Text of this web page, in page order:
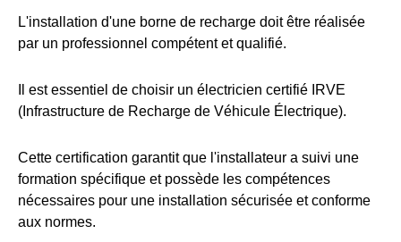
L'installation d'une borne de recharge doit être réalisée
par un professionnel compétent et qualifié.
Il est essentiel de choisir un électricien certifié IRVE
(Infrastructure de Recharge de Véhicule Électrique).
Cette certification garantit que l'installateur a suivi une
formation spécifique et possède les compétences
nécessaires pour une installation sécurisée et conforme
aux normes.